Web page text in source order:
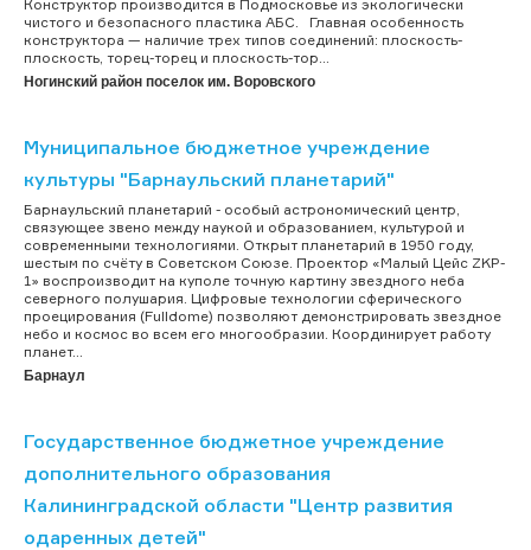
Конструктор производится в Подмосковье из экологически
чистого и безопасного пластика АБС. Главная особенность
конструктора — наличие трех типов соединений: плоскость-
плоскость, торец-торец и плоскость-тор...
Ногинский район поселок им. Воровского
Муниципальное бюджетное учреждение
культуры "Барнаульский планетарий"
Барнаульский планетарий - особый астрономический центр,
связующее звено между наукой и образованием, культурой и
современными технологиями. Открыт планетарий в 1950 году,
шестым по счёту в Советском Союзе. Проектор «Малый Цейс ZKP-
1» воспроизводит на куполе точную картину звездного неба
северного полушария. Цифровые технологии сферического
проецирования (Fulldome) позволяют демонстрировать звездное
небо и космос во всем его многообразии. Координирует работу
планет...
Барнаул
Государственное бюджетное учреждение
дополнительного образования
Калининградской области "Центр развития
одаренных детей"